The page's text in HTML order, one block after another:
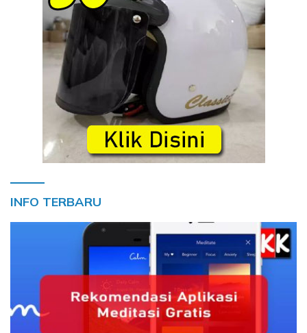
INFO TERBARU